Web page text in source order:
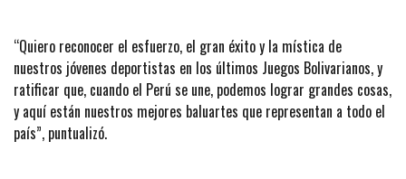
“Quiero reconocer el esfuerzo, el gran éxito y la mística de
nuestros jóvenes deportistas en los últimos Juegos Bolivarianos, y
ratificar que, cuando el Perú se une, podemos lograr grandes cosas,
y aquí están nuestros mejores baluartes que representan a todo el
país”, puntualizó.